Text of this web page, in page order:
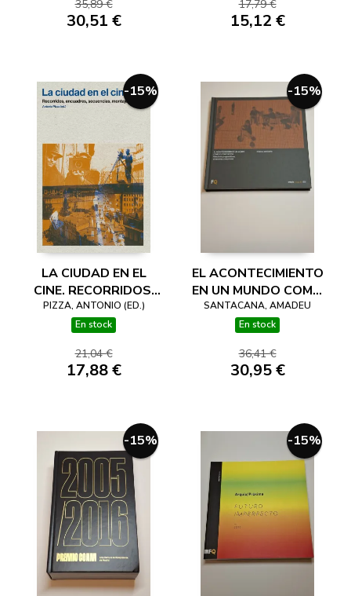
JUNIO 2023.
PAMPLONA
35,89 €
30,51 €
17,79 €
15,12 €
-15%
LA CIUDAD EN EL
CINE. RECORRIDOS,
ENCUADRES,
SECUENCIAS,
PIZZA, ANTONIO (ED.)
En stock
21,04 €
17,88 €
-15%
EL ACONTECIMIENTO
EN UN MUNDO COMO
YUXTAPOSICIÓN.
RELACIONES
SITUACIONES Y
REACCIONES
SANTACANA, AMADEU
En stock
36,41 €
30,95 €
-15% -15%